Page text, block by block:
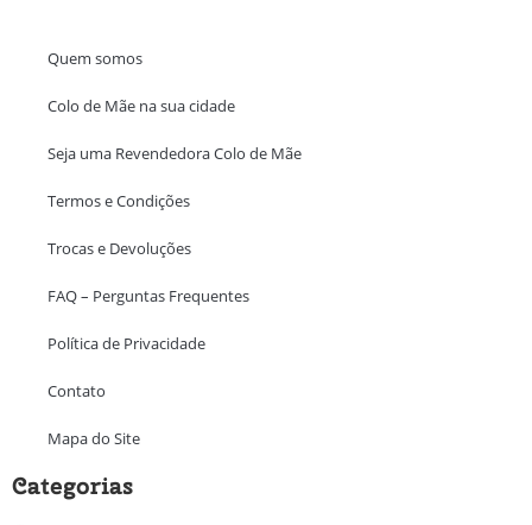
Quem somos
Colo de Mãe na sua cidade
Seja uma Revendedora Colo de Mãe
Termos e Condições
Trocas e Devoluções
FAQ – Perguntas Frequentes
Política de Privacidade
Contato
Mapa do Site
Categorias